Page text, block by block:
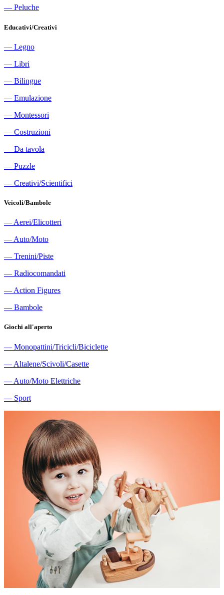
― Peluche
Educativi/Creativi
― Legno
― Libri
― Bilingue
― Emulazione
― Montessori
― Costruzioni
― Da tavola
― Puzzle
― Creativi/Scientifici
Veicoli/Bambole
― Aerei/Elicotteri
― Auto/Moto
― Trenini/Piste
― Radiocomandati
― Action Figures
― Bambole
Giochi all'aperto
― Monopattini/Tricicli/Biciclette
― Altalene/Scivoli/Casette
― Auto/Moto Elettriche
― Sport